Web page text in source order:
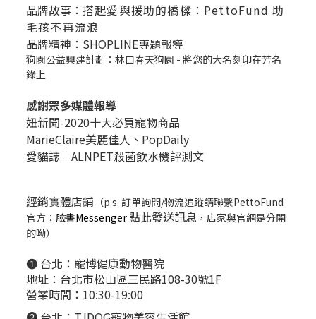
品牌故事： 搭起愛與援助的橋樑：PettoFund 助
毛孩不再流浪
品牌精神：SHOPLINE專題報導
狗園公益興建計劃：林口春天狗園 - 將您的大名刻印在芳名
錄上
感謝眾多媒體報導
妞新聞-2020十大必買寵物商品
MarieClaire美麗佳人、 PopDaily
愛貓誌｜ALNPET殺菌飲水機評測文
經銷實體店鋪 （p.s. 訂單詢問/物流追蹤請聯繫PettoFund
官方： 臉書Messenger點此發送訊息 ，店家與官網是分開
的呦）
❶ 台北： 寵博健康動物醫院
地址：台北市松山區三民路108-30號1F
營業時間：10:30-19:00